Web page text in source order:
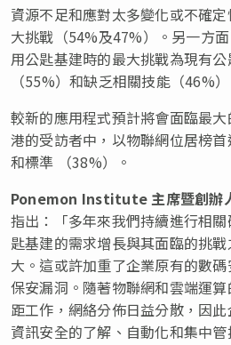
資源不足和應對太多變化或不確
大挑戰（54%及47%）。另一方
用公匙基建時的最大挑戰為現有
（55%）和缺乏相關技能（46%）
較新的應用程式預計將會面臨最
港的受訪者中，以物聯網位居榜
和標準 （38%）。
Ponemon Institute主席暨創辦
指出：「多年來我們持續進行相
匙基建的需求增長與其面臨的挑
大。這或許加重了企業原有的數
保安漏洞。隨著物聯網和雲端運
距工作，網絡分佈日益分散，因
資訊安全的了解、自動化和集中管